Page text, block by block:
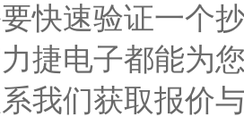
快速验证一个
捷电子都能为
我们获取报价